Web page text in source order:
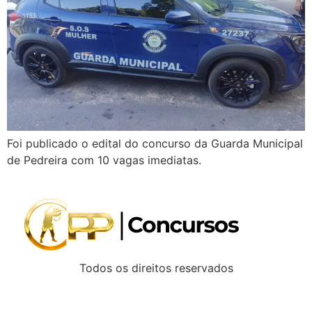
Foi publicado o edital do concurso da Guarda Municipal
de Pedreira com 10 vagas imediatas.
Todos os direitos reservados